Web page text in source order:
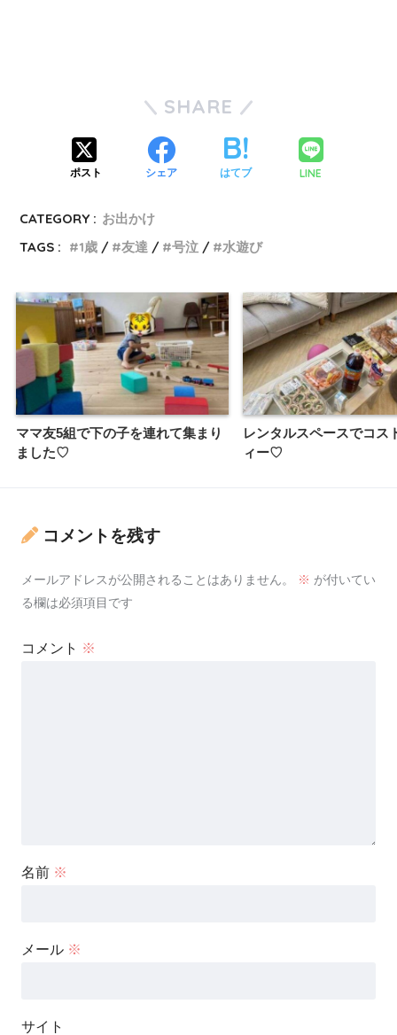
SHARE
ポスト シェア はてブ LINE
CATEGORY : お出かけ
TAGS :
1歳 友達 号泣 水遊び
ママ友5組で下の子を連れて集まり
ました♡
レンタルスペースでコス
ィー♡
コメントを残す
メールアドレスが公開されることはありません。 ※ が付いてい
る欄は必須項目です
コメント ※
名前 ※
メール ※
サイト